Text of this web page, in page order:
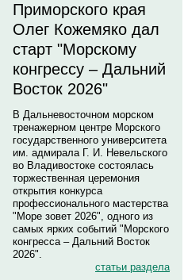
Приморского края
Олег Кожемяко дал
старт "Морскому
конгрессу – Дальний
Восток 2026"
В Дальневосточном морском
тренажерном центре Морского
государственного университета
им. адмирала Г. И. Невельского
во Владивостоке состоялась
торжественная церемония
открытия конкурса
профессионального мастерства
"Море зовет 2026", одного из
самых ярких событий "Морского
конгресса – Дальний Восток
2026".
статьи раздела